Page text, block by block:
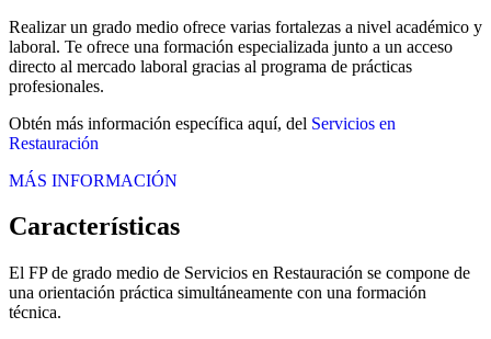
Realizar un grado medio ofrece varias fortalezas a nivel académico y
laboral. Te ofrece una formación especializada junto a un acceso
directo al mercado laboral gracias al programa de prácticas
profesionales.
Obtén más información específica aquí, del Servicios en
Restauración
MÁS INFORMACIÓN
Características
El FP de grado medio de Servicios en Restauración se compone de
una orientación práctica simultáneamente con una formación
técnica.